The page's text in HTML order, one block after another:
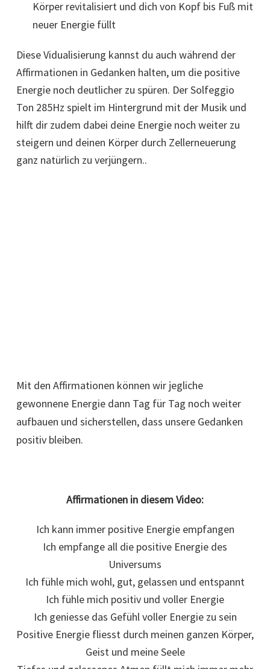
Körper revitalisiert und dich von Kopf bis Fuß mit
neuer Energie füllt
Diese Vidualisierung kannst du auch während der
Affirmationen in Gedanken halten, um die positive
Energie noch deutlicher zu spüren. Der Solfeggio
Ton 285Hz spielt im Hintergrund mit der Musik und
hilft dir zudem dabei deine Energie noch weiter zu
steigern und deinen Körper durch Zellerneuerung
ganz natürlich zu verjüngern..
Mit den Affirmationen können wir jegliche
gewonnene Energie dann Tag für Tag noch weiter
aufbauen und sicherstellen, dass unsere Gedanken
positiv bleiben.
Affirmationen in diesem Video:
Ich kann immer positive Energie empfangen
Ich empfange all die positive Energie des
Universums
Ich fühle mich wohl, gut, gelassen und entspannt
Ich fühle mich positiv und voller Energie
Ich geniesse das Gefühl voller Energie zu sein
Positive Energie fliesst durch meinen ganzen Körper,
Geist und meine Seele